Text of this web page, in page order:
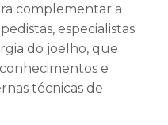
complementar a
especialistas
do joelho, que
e
técnicas de